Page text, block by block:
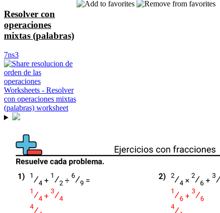
Resolver con
operaciones
mixtas (palabras)
7ns3